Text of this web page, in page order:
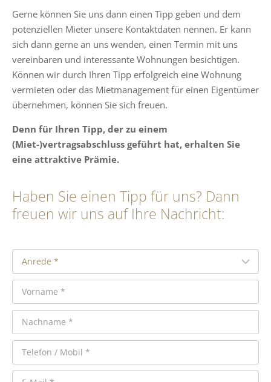
Gerne können Sie uns dann einen Tipp geben und dem
potenziellen Mieter unsere Kontaktdaten nennen. Er kann
sich dann gerne an uns wenden, einen Termin mit uns
vereinbaren und interessante Wohnungen besichtigen.
Können wir durch Ihren Tipp erfolgreich eine Wohnung
vermieten oder das Mietmanagement für einen Eigentümer
übernehmen, können Sie sich freuen.
Denn für Ihren Tipp, der zu einem
(Miet-)vertragsabschluss geführt hat, erhalten Sie
eine attraktive Prämie.
Haben Sie einen Tipp für uns? Dann
freuen wir uns auf Ihre Nachricht: